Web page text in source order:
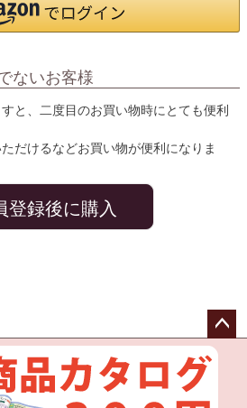
ないお客様
と、二度目のお買い物時にとても便利
だけるなどお買い物が便利になりま
登録後に購入
ペー